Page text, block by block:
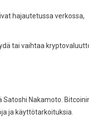
hajautetussa verkossa,
tai vaihtaa
Satoshi Nakamoto.
ja käyttötarkoituksia.